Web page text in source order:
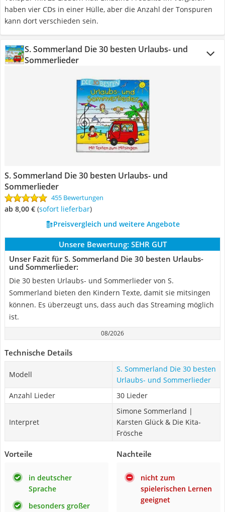
haben vier CDs in einer Hülle, aber die Anzahl der Tonspuren
kann dort verschieden sein.
S. Sommerland Die 30 besten Urlaubs- und
Sommerlieder
S. Sommerland Die 30 besten Urlaubs- und
Sommerlieder
455 Bewertungen
ab 8,00 € ( Sofort lieferbar)
Preisvergleich und weitere Angebote
Unsere Bewertung: SEHR GUT
Unser Fazit für S. Sommerland Die 30 besten Urlaubs-
und Sommerlieder:
Die 30 besten Urlaubs- und Sommerlieder von S.
Sommerland bieten den Kindern Texte, damit sie mitsingen
können. Es überzeugt uns, dass auch das Streaming möglich
ist.
08/2026
Technische Details
Modell
S. Sommerland Die 30 besten
Urlaubs- und Sommerlieder
Anzahl Lieder
30 Lieder
Interpret
Simone Sommerland |
Karsten Glück & Die Kita-
Frösche
Vorteile
in deutscher
Sprache
besonders großer
Nachteile
nicht zum
spielerischen Lernen
geeignet